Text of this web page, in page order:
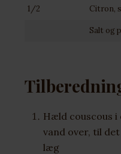
1/2 Citron,
Salt og
Hæld couscous i
vand over, til
læg